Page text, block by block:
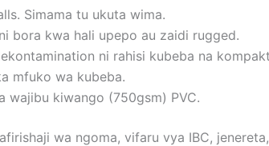
Simama tu ukuta wima.
bora kwa hali upepo au zaidi rugged.
ni rahisi kubeba na
mfuko wa kubeba.
wajibu kiwango (750gsm) PVC.
wa ngoma, vifaru vya IBC,